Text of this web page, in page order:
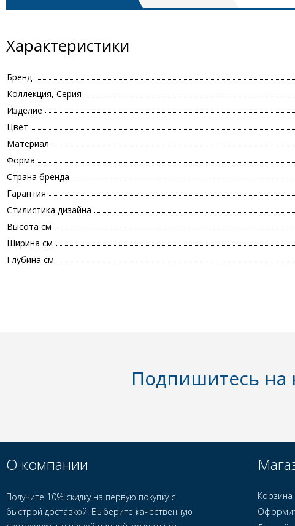
Характеристики
Бренд
Коллекция, Серия
Изделие
Цвет
Материал
Форма
Страна бренда
Гарантия
Стилистика дизайна
Высота см
Ширина см
Глубина см
Подпишитесь на
О компании
Получите 10% скидку на первую покупку с
быстрой доставкой. Выберите качественную
Корзина